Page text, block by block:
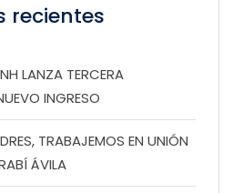
recientes
LANZA TERCERA
INGRESO
TRABAJEMOS EN UNIÓN
ÁVILA